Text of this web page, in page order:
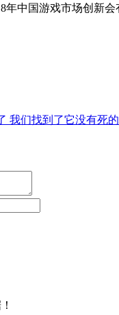
年中国游戏市场创新
我们找到了它没有死